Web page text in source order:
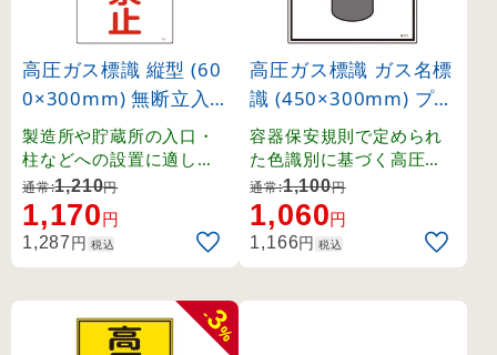
高圧ガス標識 縦型 (60
0×300mm) 無断立入
禁止 (39211)
製造所や貯蔵所の入口・
柱などへの設置に適した
縦長タイプの標識。
通常:1,210円
1,170円
1,287円 税込
高圧ガス標識 ガス名標
識 (450×300mm) プロ
パン (39101)
容器保安規則で定められ
た色識別に基づく高圧ガ
ス関係の標識です。
通常:1,100円
1,060円
1,166円 税込
-
3
%